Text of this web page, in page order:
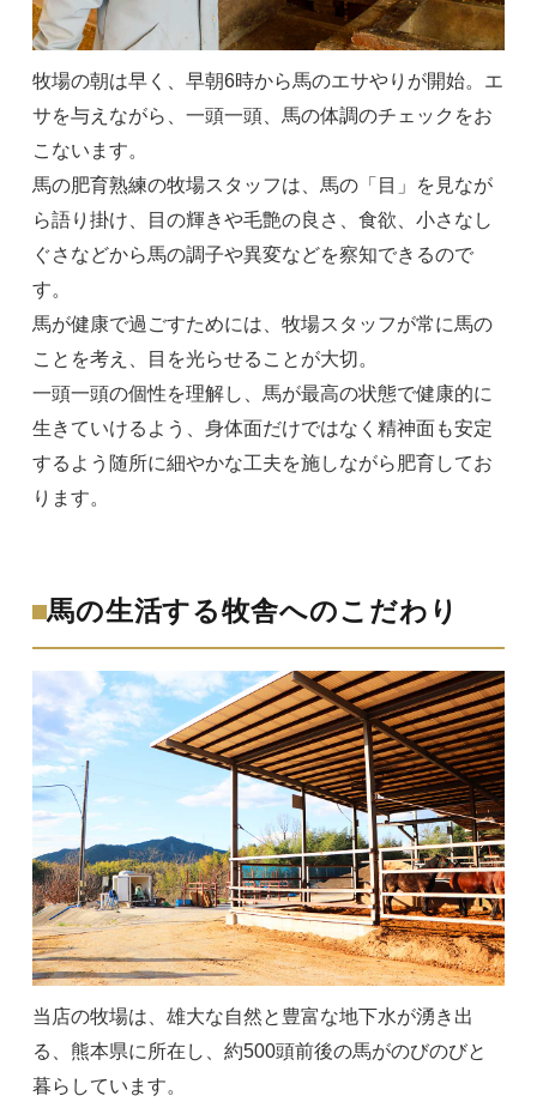
牧場の朝は早く、早朝6時から馬のエサやりが開始。エ
サを与えながら、一頭一頭、馬の体調のチェックをお
こないます。
馬の肥育熟練の牧場スタッフは、馬の「目」を見なが
ら語り掛け、目の輝きや毛艶の良さ、食欲、小さなし
ぐさなどから馬の調子や異変などを察知できるので
す。
馬が健康で過ごすためには、牧場スタッフが常に馬の
ことを考え、目を光らせることが大切。
一頭一頭の個性を理解し、馬が最高の状態で健康的に
生きていけるよう、身体面だけではなく精神面も安定
するよう随所に細やかな工夫を施しながら肥育してお
ります。
馬の生活する牧舎へのこだわり
当店の牧場は、雄大な自然と豊富な地下水が湧き出
る、熊本県に所在し、約500頭前後の馬がのびのびと
暮らしています。